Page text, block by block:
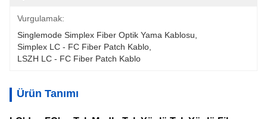
Vurgulamak:
Singlemode Simplex Fiber Optik Yama Kablosu
Simplex LC - FC Fiber Patch Kablo
LSZH LC - FC Fiber Patch Kablo
Ürün Tanımı